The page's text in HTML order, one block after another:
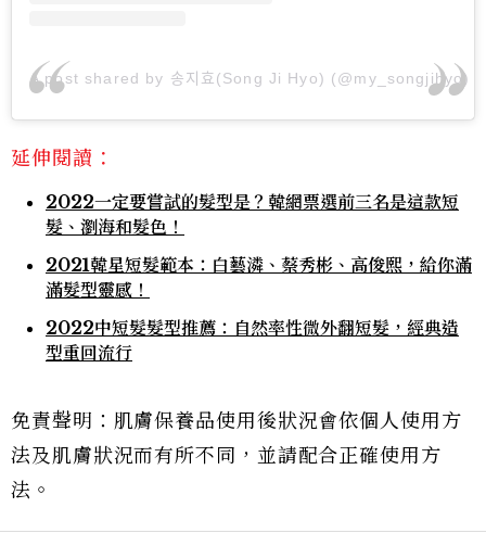
A post shared by 송지효(Song Ji Hyo) (@my_songjihyo)
延伸閱讀：
2022一定要嘗試的髮型是？韓網票選前三名是這款短
髮、瀏海和髮色！
2021韓星短髮範本：白藝潾、蔡秀彬、高俊熙，給你滿
滿髮型靈感！
2022中短髮髮型推薦：自然率性微外翻短髮，經典造
型重回流行
免責聲明：肌膚保養品使用後狀況會依個人使用方
法及肌膚狀況而有所不同，並請配合正確使用方
法。